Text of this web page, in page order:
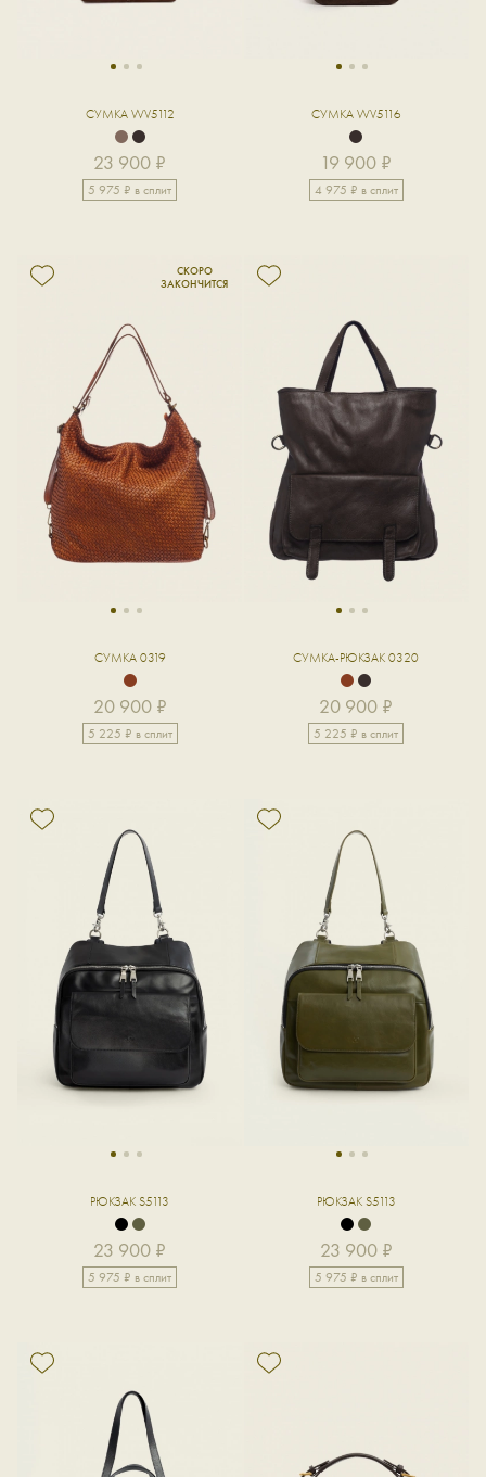
1 2 3
СУМКА WV5112
23 900 ₽
5 975 ₽ в сплит
1 2 3
СУМКА WV5116
19 900 ₽
4 975 ₽ в сплит
1 2 3
СУМКА 0319
20 900 ₽
5 225 ₽ в сплит
1 2 3
СУМКА-РЮКЗАК 0320
20 900 ₽
5 225 ₽ в сплит
1 2 3
РЮКЗАК S5113
23 900 ₽
5 975 ₽ в сплит
1 2 3
РЮКЗАК S5113
23 900 ₽
5 975 ₽ в сплит